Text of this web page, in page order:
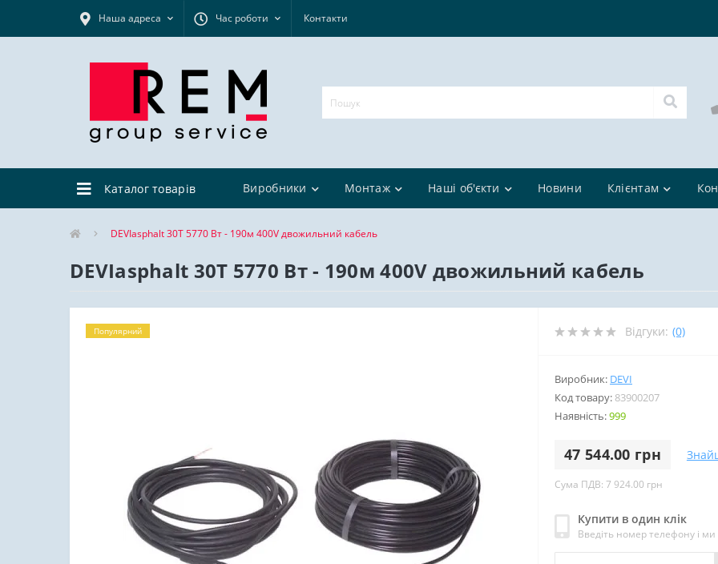
Наша адреса Час роботи Контакти
Каталог товарів Виробники Монтаж Наші об'єкти Новини Клієнтам
DEVIasphalt 30T 5770 Вт - 190м 400V двожильний кабель
DEVIasphalt 30T 5770 Вт - 190м 400V двожильний кабель
Популярний Відгуки: (0)
Виробник: DEVI
Код товару: 83900207
Наявність:999
47 544.00 грн
Сума ПДВ: 7 924.00 грн
Купити в один клік
Введіть номер телефону і